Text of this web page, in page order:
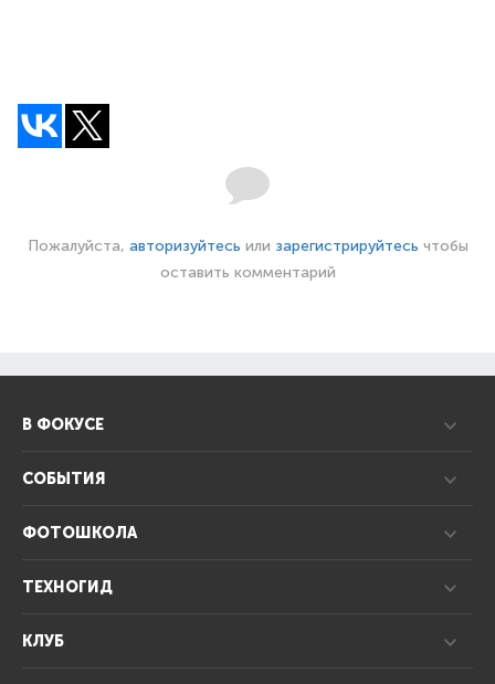
Пожалуйста, авторизуйтесь или зарегистрируйтесь чтобы
оставить комментарий
В ФОКУСЕ
СОБЫТИЯ
ФОТОШКОЛА
ТЕХНОГИД
КЛУБ